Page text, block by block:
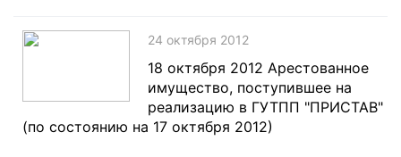
24 октября 2012
18 октября 2012 Арестованное
имущество, поступившее на
реализацию в ГУТПП "ПРИСТАВ"
(по состоянию на 17 октября 2012)